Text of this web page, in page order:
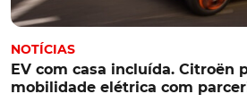
NOTÍCIAS
EV com casa incluída. Citroën
mobilidade elétrica com